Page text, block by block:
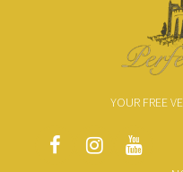
YOUR FREE